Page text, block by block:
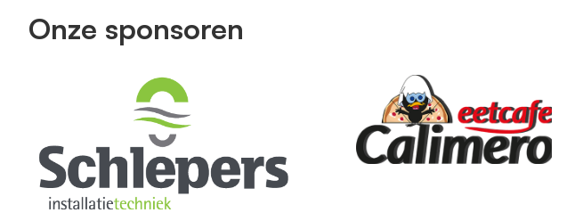
Onze sponsoren